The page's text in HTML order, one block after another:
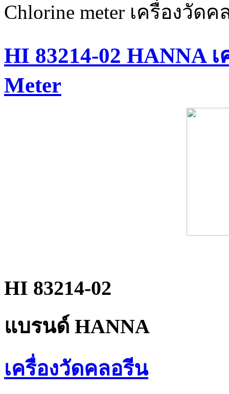
Chlorine meter เครื่องวัด
HI 83214-02 HANNA
Meter
HI 83214-02
แบรนด์ HANNA
เครื่องวัดคลอรีน